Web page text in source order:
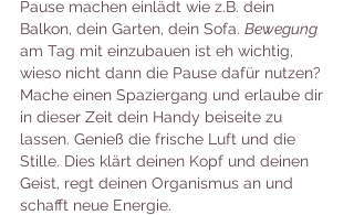
Pause machen einlädt wie z.B. dein
Balkon, dein Garten, dein Sofa. Bewegung
am Tag mit einzubauen ist eh wichtig,
wieso nicht dann die Pause dafür nutzen?
Mache einen Spaziergang und erlaube dir
in dieser Zeit dein Handy beiseite zu
lassen. Genieß die frische Luft und die
Stille. Dies klärt deinen Kopf und deinen
Geist, regt deinen Organismus an und
schafft neue Energie.